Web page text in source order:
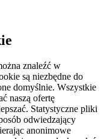
znaleźć w
są niezbędne do
domyślnie. Wszystkie
naszą ofertę
Statystyczne pliki
odwiedzający
anonimowe